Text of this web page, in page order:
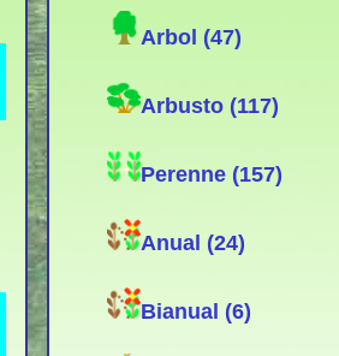
Arbol (47)
Arbusto (117)
Perenne (157)
Anual (24)
Bianual (6)